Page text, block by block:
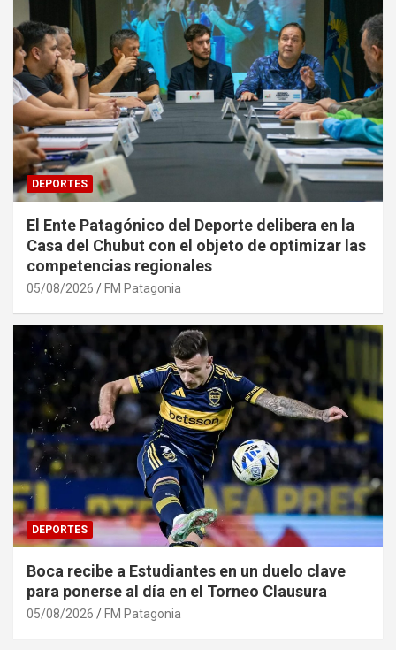
DEPORTES
El Ente Patagónico del Deporte delibera en la
Casa del Chubut con el objeto de optimizar las
competencias regionales
05/08/2026 FM Patagonia
DEPORTES
Boca recibe a Estudiantes en un duelo clave
para ponerse al día en el Torneo Clausura
05/08/2026 FM Patagonia